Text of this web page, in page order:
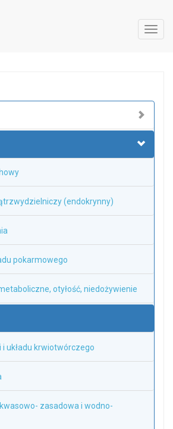
(endokrynny)
pokarmowego
otyłość, niedożywienie
i układu krwiotwórczego
zasadowa i wodno-